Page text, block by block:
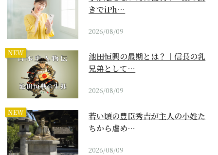
きでiPh…
2026/08/09
NEW
池田恒興の最期とは？｜信長の乳
兄弟として…
2026/08/09
NEW
若い頃の豊臣秀吉が主人の小姓た
ちから虐め…
2026/08/09